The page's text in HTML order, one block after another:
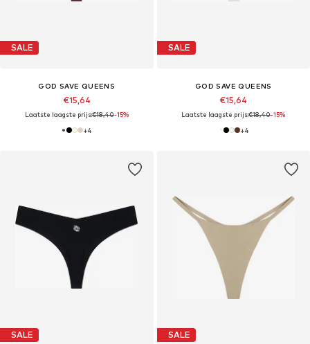
SALE
GOD SAVE QUEENS
€15,64
Laatste laagste prijs:€18,40-15%
+4
SALE
GOD SAVE QUEENS
€15,64
Laatste laagste prijs:€18,40-15%
+4
SALE SALE